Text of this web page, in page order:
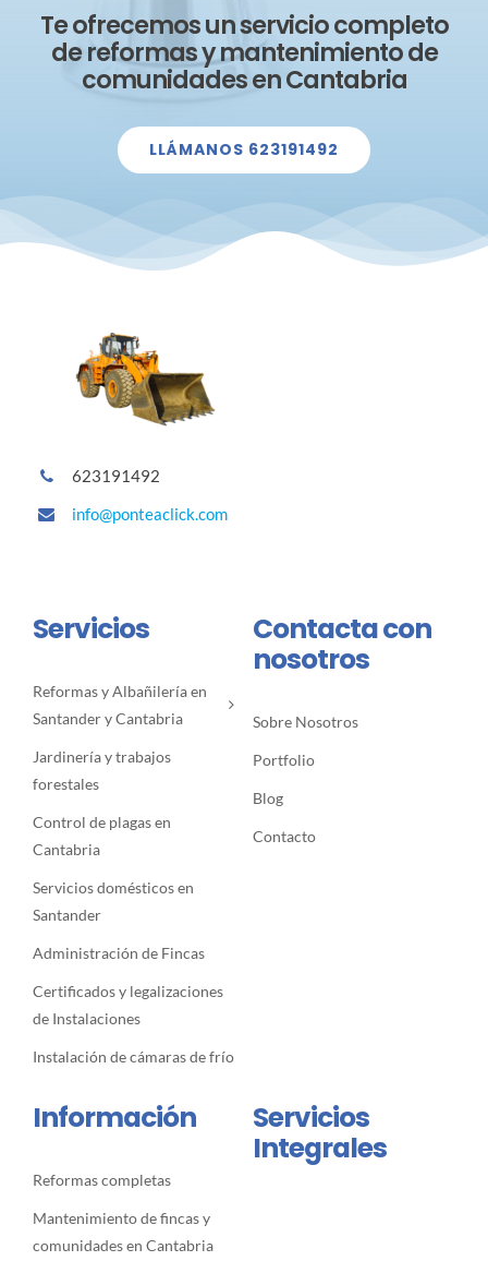
Te ofrecemos un servicio completo
de reformas y mantenimiento de
comunidades en Cantabria
LLÁMANOS 623191492
623191492
info@ponteaclick.com
Servicios
Reformas y Albañilería en
Santander y Cantabria
Jardinería y trabajos
forestales
Control de plagas en
Cantabria
Servicios domésticos en
Santander
Administración de Fincas
Certificados y legalizaciones
de Instalaciones
Instalación de cámaras de frío
Contacta con
nosotros
Sobre Nosotros
Portfolio
Blog
Contacto
Información
Reformas completas
Mantenimiento de fincas y
comunidades en Cantabria
Servicios
Integrales